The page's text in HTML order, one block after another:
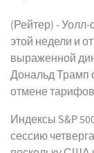
(Рейтер) - Уолл-
этой недели и
выраженной
Дональд Трамп
отмене
Индексы S&P
сессию